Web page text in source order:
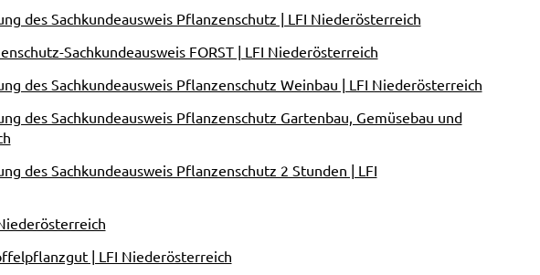
des Sachkundeausweis Pflanzenschutz | LFI Niederösterreich
Sachkundeausweis FORST | LFI Niederösterreich
des Sachkundeausweis Pflanzenschutz Weinbau | LFI Niederösterreich
des Sachkundeausweis Pflanzenschutz Gartenbau, Gemüsebau und
des Sachkundeausweis Pflanzenschutz 2 Stunden | LFI
| LFI Niederösterreich